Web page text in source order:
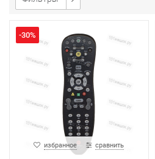
-30%
избранное сравнить